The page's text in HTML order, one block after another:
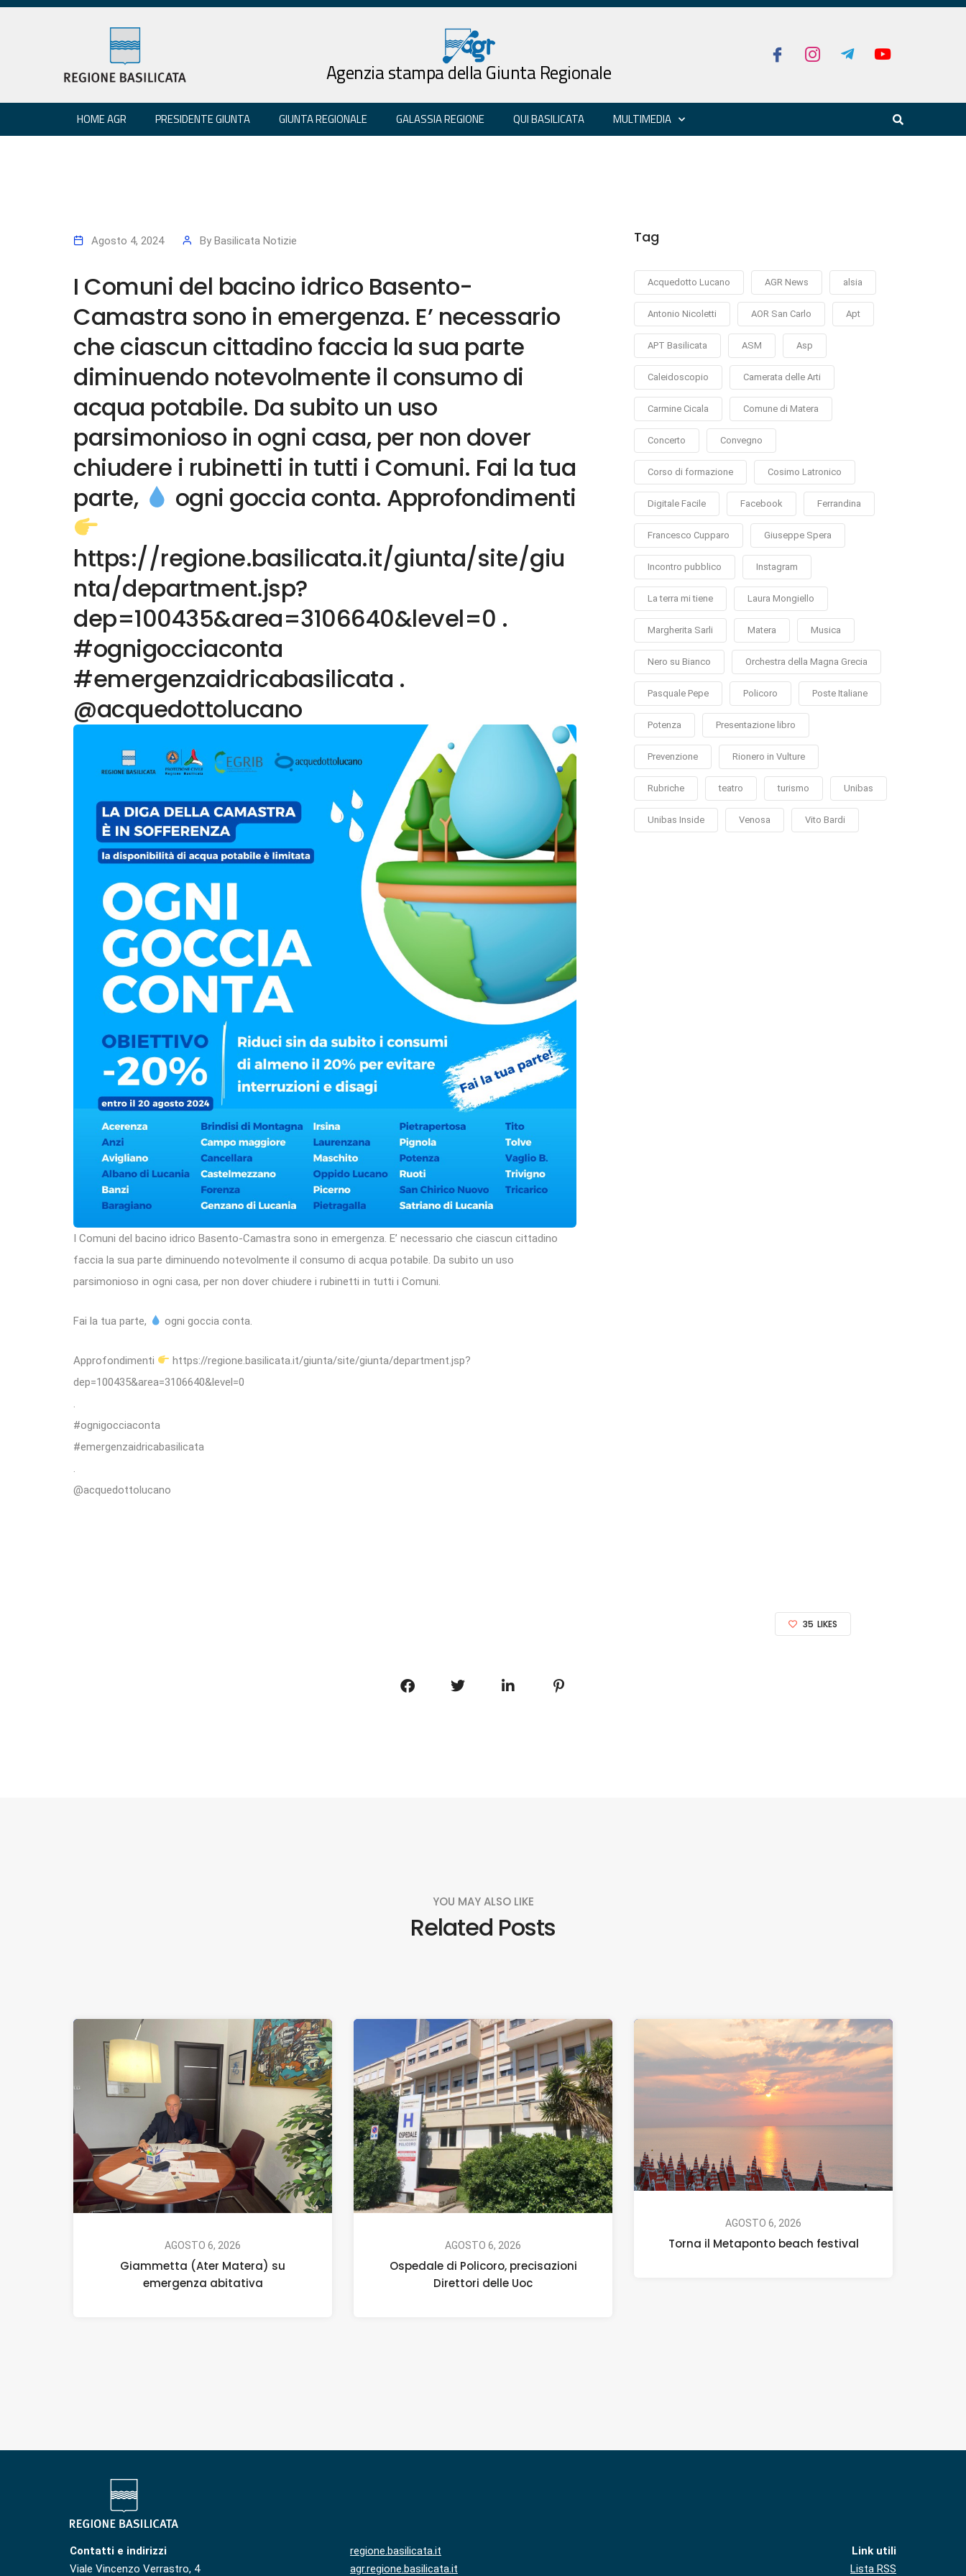
Agenzia stampa della Giunta Regionale
HOME AGR PRESIDENTE GIUNTA GIUNTA REGIONALE GALASSIA REGIONE QUI BASILICATA MULTIMEDIA
Agosto 4, 2024 By Basilicata Notizie
I Comuni del bacino idrico Basento-
Camastra sono in emergenza. E’ necessario
che ciascun cittadino faccia la sua parte
diminuendo notevolmente il consumo di
acqua potabile. Da subito un uso
parsimonioso in ogni casa, per non dover
chiudere i rubinetti in tutti i Comuni. Fai la tua
parte,
ogni goccia conta. Approfondimenti
https://regione.basilicata.it/giunta/site/giu
nta/department.jsp?
dep=100435&area=3106640&level=0 .
#ognigocciaconta
#emergenzaidricabasilicata .
@acquedottolucano
I Comuni del bacino idrico Basento-Camastra sono in emergenza. E’ necessario che ciascun cittadino
faccia la sua parte diminuendo notevolmente il consumo di acqua potabile. Da subito un uso
parsimonioso in ogni casa, per non dover chiudere i rubinetti in tutti i Comuni.
Fai la tua parte, ogni goccia conta.
Approfondimenti
https://regione.basilicata.it/giunta/site/giunta/department.jsp?
dep=100435&area=3106640&level=0
.
#ognigocciaconta
#emergenzaidricabasilicata
.
@acquedottolucano
Tag
Acquedotto Lucano AGR News alsia
Antonio Nicoletti AOR San Carlo Apt
APT Basilicata ASM Asp
Caleidoscopio Camerata delle Arti
Carmine Cicala Comune di Matera
Concerto Convegno
Corso di formazione Cosimo Latronico
Digitale Facile Facebook Ferrandina
Francesco Cupparo Giuseppe Spera
Incontro pubblico Instagram
La terra mi tiene Laura Mongiello
Margherita Sarli Matera Musica
Nero su Bianco Orchestra della Magna Grecia
Pasquale Pepe Policoro Poste Italiane
Potenza Presentazione libro
Prevenzione Rionero in Vulture
Rubriche teatro turismo Unibas
Unibas Inside Venosa Vito Bardi
35 LIKES
YOU MAY ALSO LIKE
Related Posts
AGOSTO 6, 2026
Giammetta (Ater Matera) su
emergenza abitativa
AGOSTO 6, 2026
Ospedale di Policoro, precisazioni
Direttori delle Uoc
AGOSTO 6, 2026
Torna il Metaponto beach festival
Contatti e indirizzi
Viale Vincenzo Verrastro, 4
regione.basilicata.it
agr.regione.basilicata.it
Link utili
Lista RSS